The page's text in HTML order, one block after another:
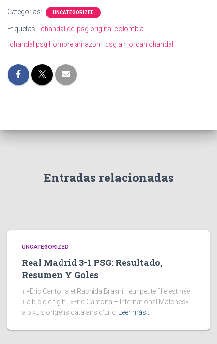
Categorías: UNCATEGORIZED
Etiquetas:
chandal del psg original colombia
chandal psg hombre amazon
psg air jordan chandal
Entradas relacionadas
UNCATEGORIZED
Real Madrid 3-1 PSG: Resultado,
Resumen Y Goles
↑ «Eric Cantona et Rachida Brakni : leur petite fille est née !
↑ a b c d e f g h i «Eric Cantona – International Matches». ↑
a b «Els orígens catalans d’Eric
Leer más…